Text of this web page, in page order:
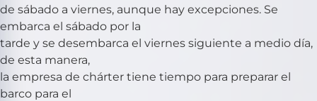
de sábado a viernes, aunque hay excepciones. Se
embarca el sábado por la
tarde y se desembarca el viernes siguiente a medio día,
de esta manera,
la empresa de chárter tiene tiempo para preparar el
barco para el